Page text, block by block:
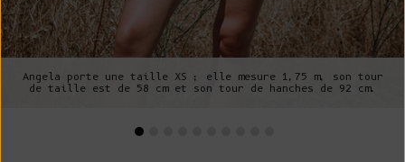
Angela porte une taille XS ; elle mesure 1,75 m, son tour
de taille est de 58 cm et son tour de hanches de 92 cm.